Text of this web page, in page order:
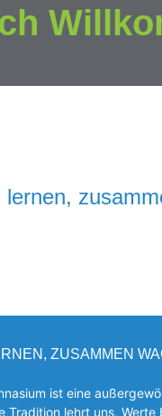
lernen,
ZUSAMMEN
ist eine
Tradition lehrt uns, Werte